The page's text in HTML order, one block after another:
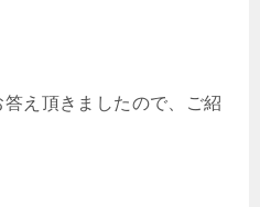
え頂きましたので、ご紹